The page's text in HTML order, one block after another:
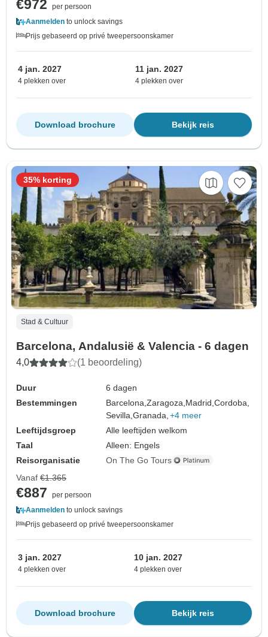
€972
per persoon
Aanmelden to unlock savings
Prijs gebaseerd op privé tweepersoonskamer
4 jan. 2027
4 plekken over
11 jan. 2027
4 plekken over
Bekijk reis
Download brochure
Stad & Cultuur
Barcelona, Andalusië & Valencia - 6 dagen
4,0 (1 beoordeling)
Duur
6 dagen
Bestemmingen
Barcelona,Zaragoza, Madrid,Cordoba,
Sevilla,Granada, +4 meer
Leeftijdsgroep
Alle leeftijden welkom
Taal
Alleen: Engels
Reisorganisatie
On The Go Tours
35% korting
Vanaf €1.365
€887
per persoon
Aanmelden to unlock savings
Prijs gebaseerd op privé tweepersoonskamer
3 jan. 2027
4 plekken over
10 jan. 2027
4 plekken over
Bekijk reis
Download brochure